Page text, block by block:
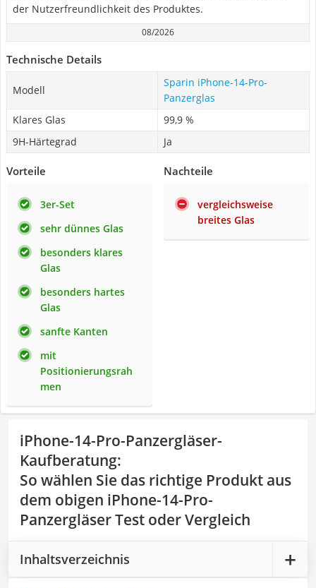
der Nutzerfreundlichkeit des Produktes.
08/2026
Technische Details
Modell
Sparin iPhone-14-Pro-
Panzerglas
Klares Glas
99,9 %
9H-Härtegrad
Ja
Vorteile
3er-Set
sehr dünnes Glas
besonders klares
Glas
besonders hartes
Glas
sanfte Kanten
mit
Positionierungsrah
men
Nachteile
vergleichsweise
breites Glas
iPhone-14-Pro-Panzergläser-
Kaufberatung:
So wählen Sie das richtige Produkt aus
dem obigen iPhone-14-Pro-
Panzergläser Test oder Vergleich
Inhaltsverzeichnis